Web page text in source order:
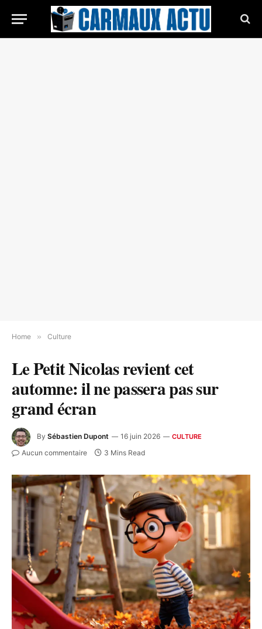
Home » Culture
Le Petit Nicolas revient cet
automne: il ne passera pas sur
grand écran
By Sébastien Dupont 16 juin 2026 CULTURE
Aucun commentaire 3 Mins Read